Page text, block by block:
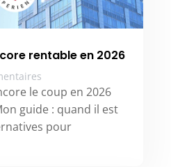
rentable en 2026
le coup en 2026
guide : quand il est
pour